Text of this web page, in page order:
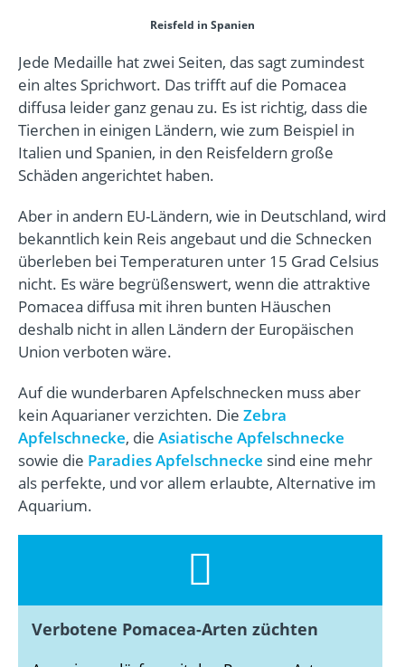
Reisfeld in Spanien
Jede Medaille hat zwei Seiten, das sagt zumindest
ein altes Sprichwort. Das trifft auf die Pomacea
diffusa leider ganz genau zu. Es ist richtig, dass die
Tierchen in einigen Ländern, wie zum Beispiel in
Italien und Spanien, in den Reisfeldern große
Schäden angerichtet haben.
Aber in andern EU-Ländern, wie in Deutschland, wird
bekanntlich kein Reis angebaut und die Schnecken
überleben bei Temperaturen unter 15 Grad Celsius
nicht. Es wäre begrüßenswert, wenn die attraktive
Pomacea diffusa mit ihren bunten Häuschen
deshalb nicht in allen Ländern der Europäischen
Union verboten wäre.
Auf die wunderbaren Apfelschnecken muss aber
kein Aquarianer verzichten. Die Zebra
Apfelschnecke, die Asiatische Apfelschnecke
sowie die Paradies Apfelschnecke sind eine mehr
als perfekte, und vor allem erlaubte, Alternative im
Aquarium.
Verbotene Pomacea-Arten züchten